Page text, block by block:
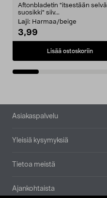
Aftonbladetin "itsestään selvä
suosikki" siiv...
Laji: Harmaa/beige
3,99
Lisää ostoskoriin
Alatunniste
Asiakaspalvelu
Yleisiä kysymyksiä
Tietoa meistä
Ajankohtaista